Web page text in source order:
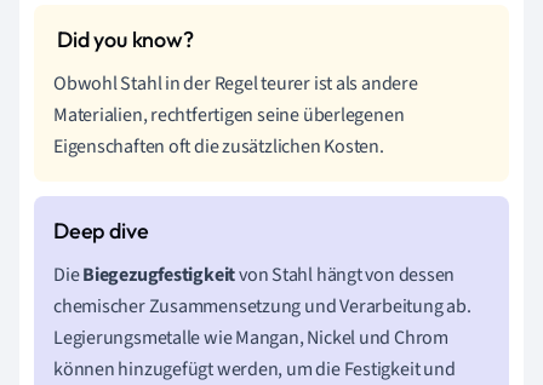
Obwohl Stahl in der Regel teurer ist als andere
Materialien, rechtfertigen seine überlegenen
Eigenschaften oft die zusätzlichen Kosten.
DieBiegezugfestigkeitvon Stahl hängt von dessen
chemischer Zusammensetzung und Verarbeitung ab.
Legierungsmetalle wie Mangan, Nickel und Chrom
können hinzugefügt werden, um die Festigkeit und